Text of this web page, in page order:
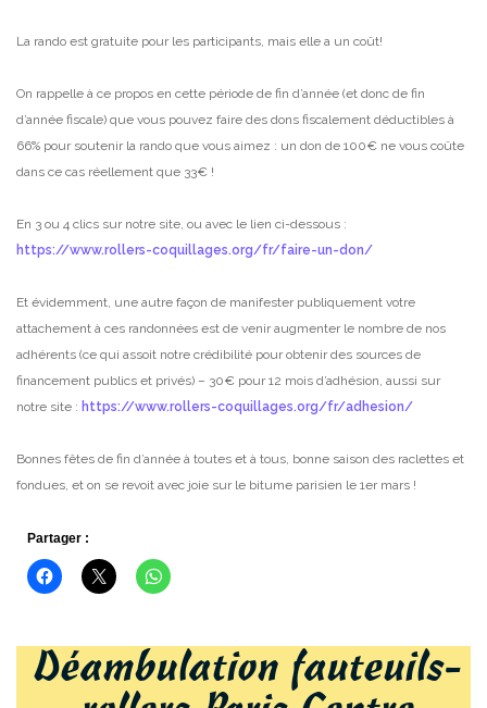
La rando est gratuite pour les participants, mais elle a un coût!
On rappelle à ce propos en cette période de fin d’année (et donc de fin
d’année fiscale) que vous pouvez faire des dons fiscalement déductibles à
66% pour soutenir la rando que vous aimez : un don de 100€ ne vous coûte
dans ce cas réellement que 33€ !
En 3 ou 4 clics sur notre site, ou avec le lien ci-dessous :
https://www.rollers-coquillages.org/fr/faire-un-don/
Et évidemment, une autre façon de manifester publiquement votre
attachement à ces randonnées est de venir augmenter le nombre de nos
adhérents (ce qui assoit notre crédibilité pour obtenir des sources de
financement publics et privés) – 30€ pour 12 mois d’adhésion, aussi sur
notre site : https://www.rollers-coquillages.org/fr/adhesion/
Bonnes fêtes de fin d’année à toutes et à tous, bonne saison des raclettes et
fondues, et on se revoit avec joie sur le bitume parisien le 1er mars !
Partager :
Déambulation fauteuils-